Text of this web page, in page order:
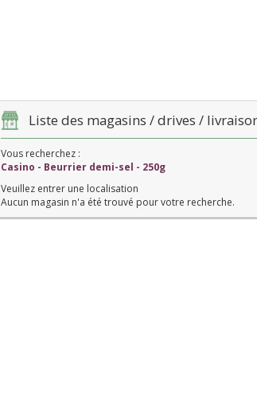
Liste des magasins / drives /
Vous recherchez :
Casino - Beurrier demi-sel - 250g
Veuillez entrer une localisation
Aucun magasin n'a été trouvé pour votre recherche.